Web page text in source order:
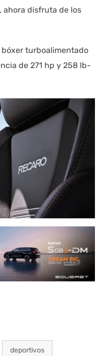
ahora disfruta de los
turboalimentado
de 271 hp y 258 lb-
deportivos